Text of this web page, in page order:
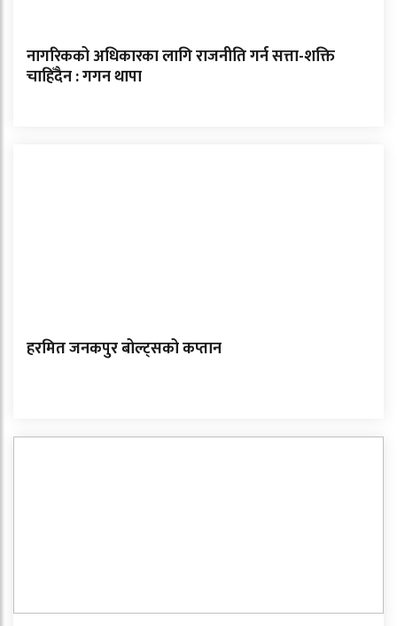
नागरिकको अधिकारका लागि राजनीति गर्न सत्ता-शक्ति
चाहिँदैन : गगन थापा
हरमित जनकपुर बोल्ट्सको कप्तान